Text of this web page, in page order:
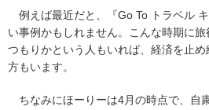
例えば最近だと、『Go To トラベル
い事例かもしれません。こんな時期に
つもりかという人もいれば、経済を止
方もいます。
ちなみにほーりーは4月の時点で、自